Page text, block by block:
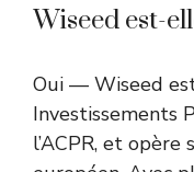
Wiseed est-
Oui — Wiseed
Investissements
l’ACPR, et